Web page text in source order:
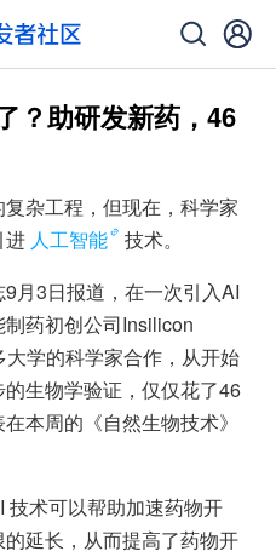
？助研发新药，46
杂工程，但现在，科学家
人工智能
技术。
月3日报道，在一次引入AI
药初创公司Insilicon
学的科学家合作，从开始
生物学验证，仅仅花了46
本周的《自然生物技术》
技术可以帮助加速药物开
延长，从而提高了药物开